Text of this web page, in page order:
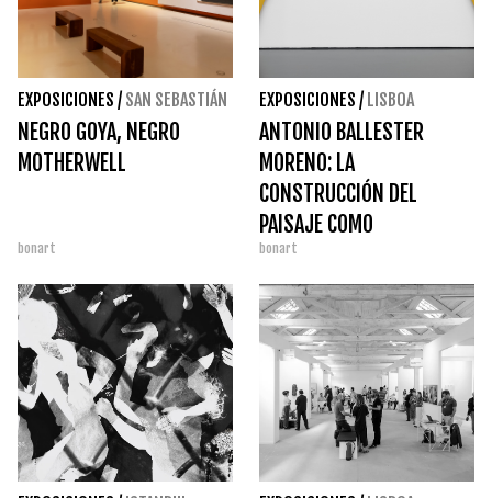
EXPOSICIONES / SAN SEBASTIÁN
NEGRO GOYA, NEGRO
MOTHERWELL
bonart
EXPOSICIONES / LISBOA
ANTONIO BALLESTER
MORENO: LA
CONSTRUCCIÓN DEL
PAISAJE COMO
EXPERIENCIA ESPACIAL
bonart